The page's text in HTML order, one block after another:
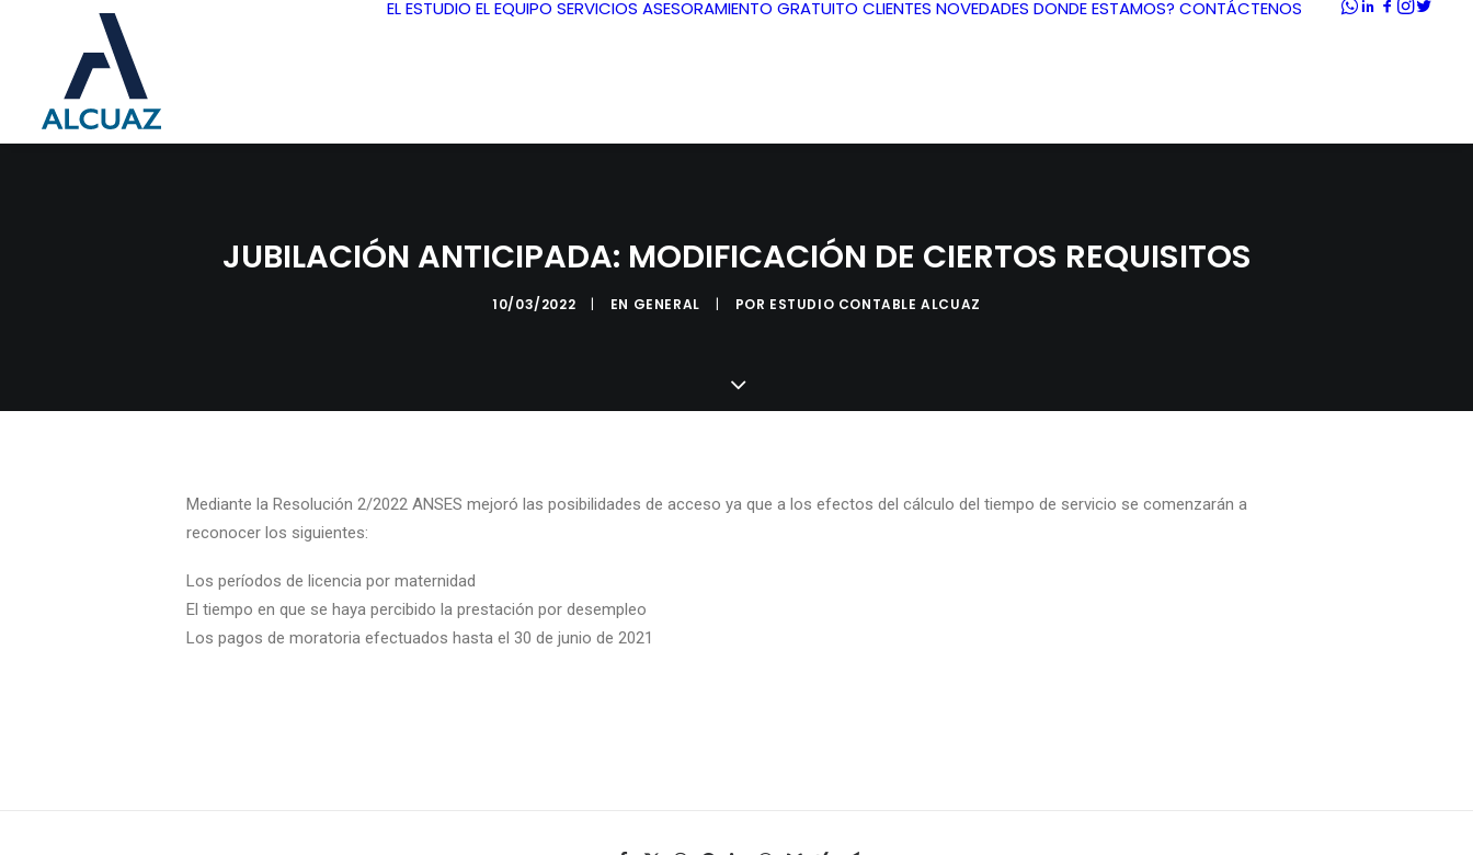
EL ESTUDIO EL EQUIPO SERVICIOS ASESORAMIENTO GRATUITO CLIENTES NOVEDADES DONDE ESTAMOS? CONTÁCTENOS
JUBILACIÓN ANTICIPADA: MODIFICACIÓN DE CIERTOS REQUISITOS
10/03/2022 | EN GENERAL | POR ESTUDIO CONTABLE ALCUAZ
Mediante la Resolución 2/2022 ANSES mejoró las posibilidades de acceso ya que a los efectos del cálculo del tiempo de servicio se comenzarán a
reconocer los siguientes:
Los períodos de licencia por maternidad
El tiempo en que se haya percibido la prestación por desempleo
Los pagos de moratoria efectuados hasta el 30 de junio de 2021